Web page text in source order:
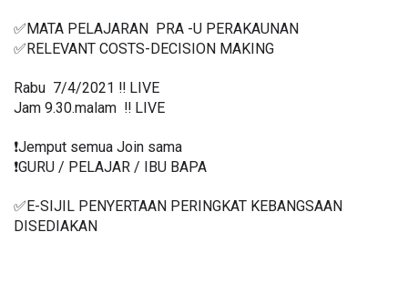
✅MATA PELAJARAN  PRA -U PERAKAUNAN
✅RELEVANT COSTS-DECISION MAKING
Rabu  7/4/2021 ‼️ LIVE
Jam 9.30.malam  ‼️ LIVE
❗️Jemput semua Join sama
❗️GURU / PELAJAR / IBU BAPA
✅E-SIJIL PENYERTAAN PERINGKAT KEBANGSAAN
DISEDIAKAN